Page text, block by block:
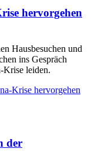
hervorgehen
Hausbesuchen und
ins Gespräch
Krise leiden.
Krise hervorgehen
der